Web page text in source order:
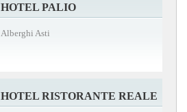
HOTEL PALIO
Alberghi Asti
HOTEL RISTORANTE REALE